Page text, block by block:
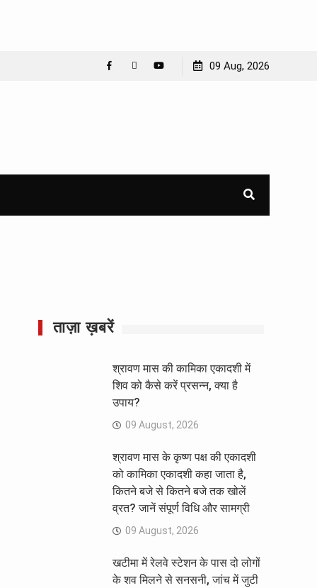
09 Aug, 2026
ताज़ा ख़बरें
श्रावण मास की कामिका एकादशी में
शिव को कैसे करें प्रसन्न, क्या है
उपाय?
09 August, 2026
श्रावण मास के कृष्ण पक्ष की एकादशी
को कामिका एकादशी कहा जाता है,
कितने बजे से कितने बजे तक खोलें
व्रत? जानें संपूर्ण विधि और सामग्री
09 August, 2026
खटीमा में रेलवे स्टेशन के पास दो लोगों
के शव मिलने से सनसनी, जांच में जुटी